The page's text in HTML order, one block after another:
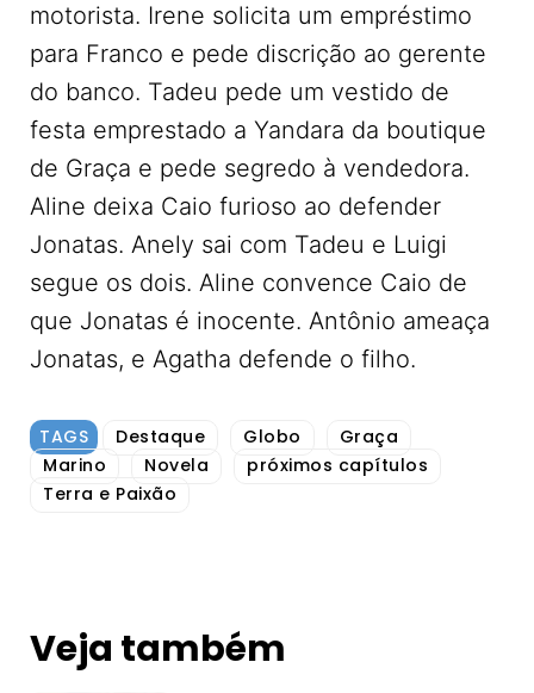
motorista. Irene solicita um empréstimo
para Franco e pede discrição ao gerente
do banco. Tadeu pede um vestido de
festa emprestado a Yandara da boutique
de Graça e pede segredo à vendedora.
Aline deixa Caio furioso ao defender
Jonatas. Anely sai com Tadeu e Luigi
segue os dois. Aline convence Caio de
que Jonatas é inocente. Antônio ameaça
Jonatas, e Agatha defende o filho.
TAGS Destaque Globo
Graça
Marino
Novela
próximos capítulos
Terra e Paixão
Veja também